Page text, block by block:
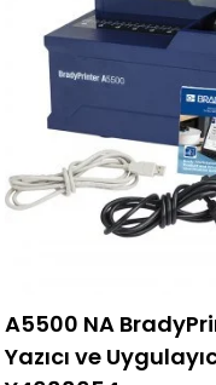
A5500 NA
Yazıcı ve